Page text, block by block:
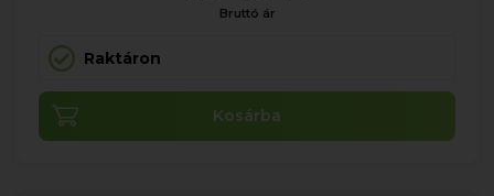
Bruttó ár
Raktáron
Kosárba